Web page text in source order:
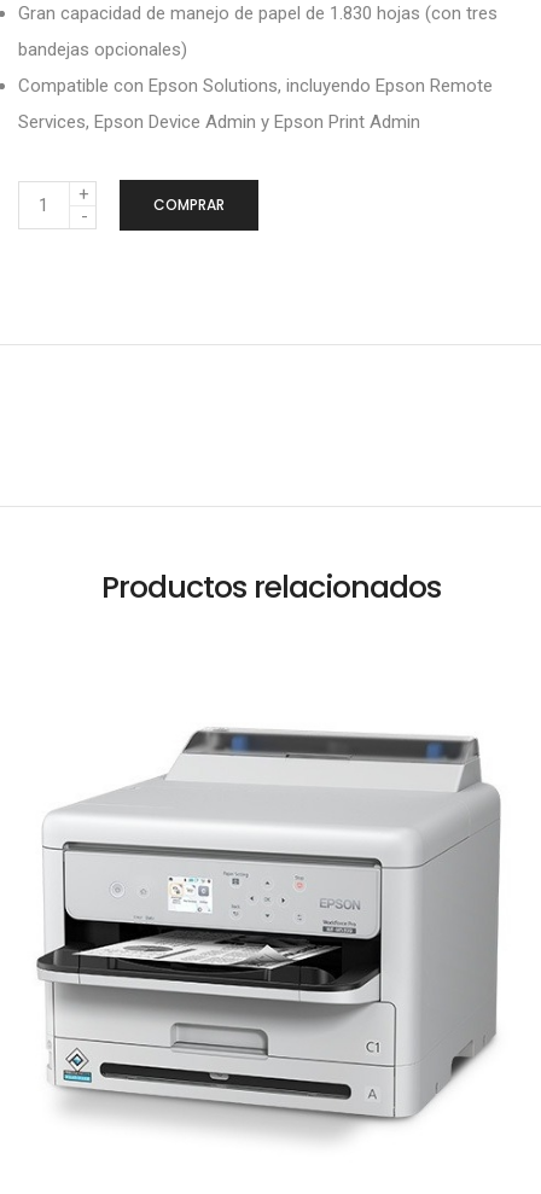
Gran capacidad de manejo de papel de 1.830 hojas (con tres
bandejas opcionales)
Compatible con Epson Solutions, incluyendo Epson Remote
Services, Epson Device Admin y Epson Print Admin
a
i
COMPRAR
Productos relacionados